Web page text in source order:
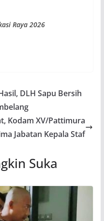
Raya 2026
DLH Sapu Bersih
Kodam XV/Pattimura
Jabatan Kepala Staf
Suka